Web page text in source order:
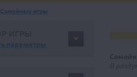
Семейные игры